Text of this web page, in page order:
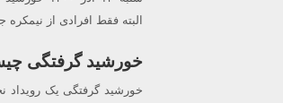
البته فقط افرادی از
خورشید گرفتگی
خورشید گرفتگی یک رویداد